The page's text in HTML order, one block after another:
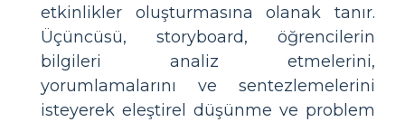
etkinlikler oluşturmasına olanak tanır.
Üçüncüsü, storyboard, öğrencilerin
bilgileri analiz etmelerini,
yorumlamalarını ve sentezlemelerini
isteyerek eleştirel düşünme ve problem